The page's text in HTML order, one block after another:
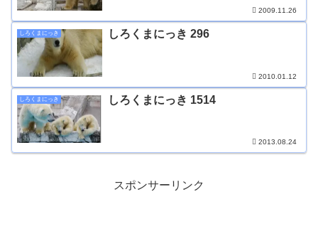
2009.11.26
しろくまにっき しろくまにっき 296
2010.01.12
しろくまにっき しろくまにっき 1514
2013.08.24
スポンサーリンク